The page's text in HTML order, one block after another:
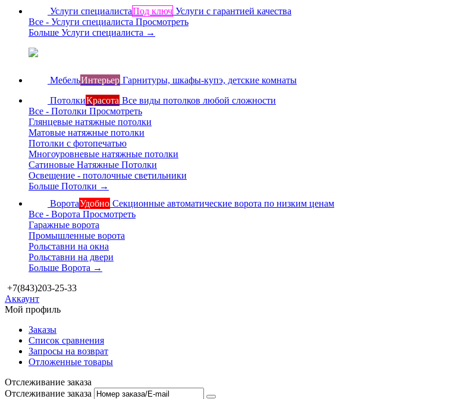
Услуги специалистаПод ключ Услуги с гарантией качества
Все - Услуги специалиста Просмотреть
Больше Услуги специалиста →
МебельИнтерьер Гарнитуры, шкафы-купэ, детские комнаты
ПотолкиКрасота Все виды потолков любой сложности
Все - Потолки Просмотреть
Глянцевые натяжные потолки
Матовые натяжные потолки
Потолки с фотопечатью
Многоуровневые натяжные потолки
Сатиновые Натяжные Потолки
Освещение - потолочные светильники
Больше Потолки →
ВоротаУдобно Секционные автоматические ворота по низким ценам
Все - Ворота Просмотреть
Гаражные ворота
Промышленные ворота
Рольставни на окна
Рольставни на двери
Больше Ворота →
+7(843)203-25-33
Аккаунт
Мой профиль
Заказы
Список сравнения
Запросы на возврат
Отложенные товары
Отслеживание заказа
Отслеживание заказа